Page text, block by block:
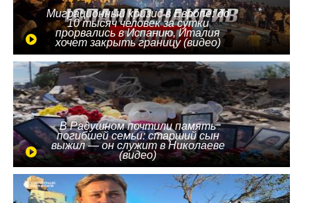
Миграционный кризис в Европе: до
10 тысяч человек за сутки
прорвались в Испанию, Италия
хочет закрыть границу (видео)
В Радушном почтили память
погибшей семьи: старший сын
выжил — он служит в Николаеве
(видео)